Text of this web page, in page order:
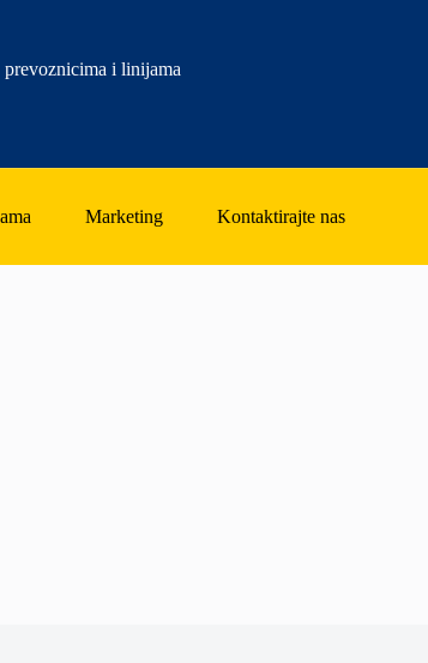
prevoznicima i linijama
Marketing Kontaktirajte nas